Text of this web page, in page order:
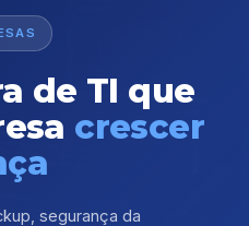
de TI que
crescer
segurança da